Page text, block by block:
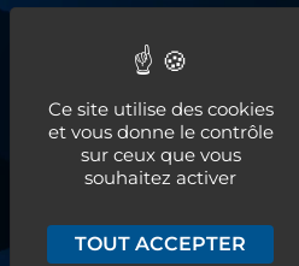
Ce site utilise des cookies
et vous donne le contrôle
sur ceux que vous
souhaitez activer
TOUT ACCEPTER